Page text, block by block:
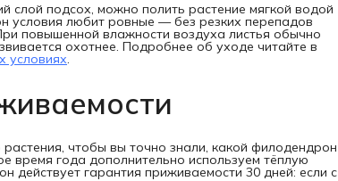
слой подсох, можно полить растение мягкой водой
условия любит ровные — без резких перепадов
повышенной влажности воздуха листья обычно
охотнее. Подробнее об уходе читайте в
условиях.
чтобы вы точно знали, какой филодендрон
время года дополнительно используем тёплую
действует гарантия приживаемости 30 дней: если с